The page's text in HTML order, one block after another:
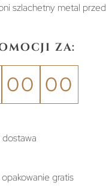
szlachetny metal przed
za:
00 00
gratis